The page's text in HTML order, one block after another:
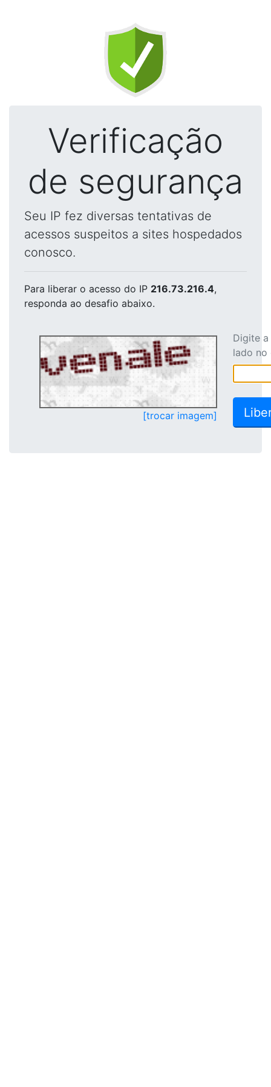
Verificação
de segurança
Seu IP fez diversas tentativas de
acessos suspeitos a sites hospedados
conosco.
Para liberar o acesso do IP 216.73.216.4,
responda ao desafio abaixo.
[trocar imagem]
Digite
lado no